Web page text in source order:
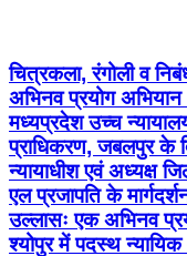
चित्रकला, रंगोली व
अभिनव प्रयोग अभियान
मध्यप्रदेश उच्च
प्राधिकरण, जबलपुर के
न्यायाधीश एवं अध्यक्ष
एल प्रजापति के
उल्लासः एक अभिनव
श्योपुर में पदस्थ न्यायिक